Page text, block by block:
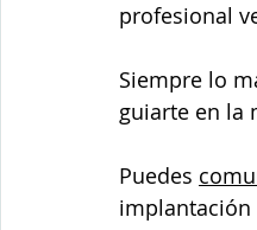
profesional
Siempre lo
guiarte en la
Puedes
implantación